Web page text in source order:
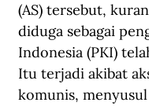
(AS) tersebut,
diduga sebagai
Indonesia (PKI)
Itu terjadi akibat
komunis,